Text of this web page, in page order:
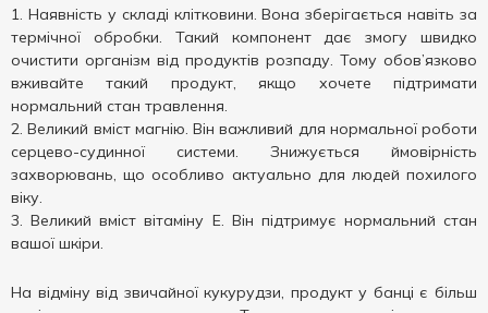
Наявність у складі клітковини. Вона зберігається навіть за
термічної обробки. Такий компонент дає змогу швидко
очистити організм від продуктів розпаду. Тому обов’язково
вживайте такий продукт, якщо хочете підтримати
нормальний стан травлення.
Великий вміст магнію. Він важливий для нормальної роботи
серцево-судинної системи. Знижується ймовірність
захворювань, що особливо актуально для людей похилого
віку.
Великий вміст вітаміну Е. Він підтримує нормальний стан
вашої шкіри.
На відміну від звичайної кукурудзи, продукт у банці є більш